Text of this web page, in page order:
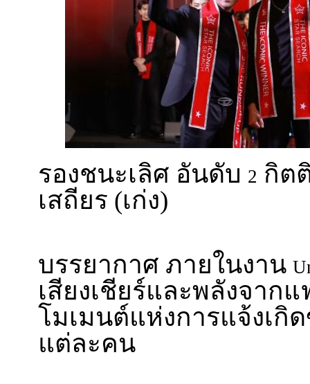
รองชนะเลิศ อันดับ 2 กิต
เสถียร (เก่ง)
บรรยากาศ ภายในงาน
เสียงเชียร์และพลังจาก
โมเมนต์แห่งการแจ้งเกิ
แต่ละคน